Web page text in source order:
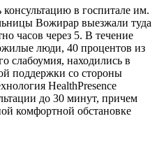
в госпитале им.
Вожирар выезжали туда
часов через 5. В течение
люди, 40 процентов из
слабоумия, находились в
поддержки со стороны
HealthPresence
до 30 минут, причем
комфортной обстановке